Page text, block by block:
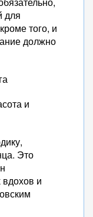
для
того, и
должно
и
Это
вдохов и